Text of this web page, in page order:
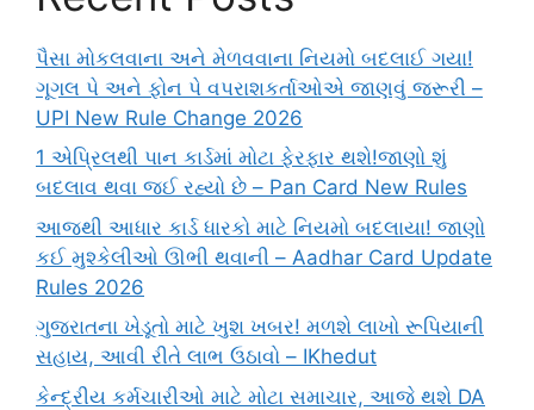
પૈસા મોકલવાના અને મેળવવાના નિયમો બદલાઈ ગયા!
ગૂગલ પે અને ફોન પે વપરાશકર્તાઓએ જાણવું જરૂરી –
UPI New Rule Change 2026
1 એપ્રિલથી પાન કાર્ડમાં મોટા ફેરફાર થશે!જાણો શું
બદલાવ થવા જઈ રહ્યો છે – Pan Card New Rules
આજથી આધાર કાર્ડ ધારકો માટે નિયમો બદલાયા! જાણો
કઈ મુશ્કેલીઓ ઊભી થવાની – Aadhar Card Update
Rules 2026
ગુજરાતના ખેડૂતો માટે ખુશ ખબર! મળશે લાખો રૂપિયાની
સહાય, આવી રીતે લાભ ઉઠાવો – IKhedut
કેન્દ્રીય કર્મચારીઓ માટે મોટા સમાચાર, આજે થશે DA